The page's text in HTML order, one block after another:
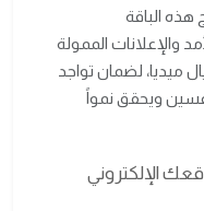
الباقة
والإعلانات الممولة
ميديا، لضمان تواجد
ويحقق نمواً
الإلكتروني